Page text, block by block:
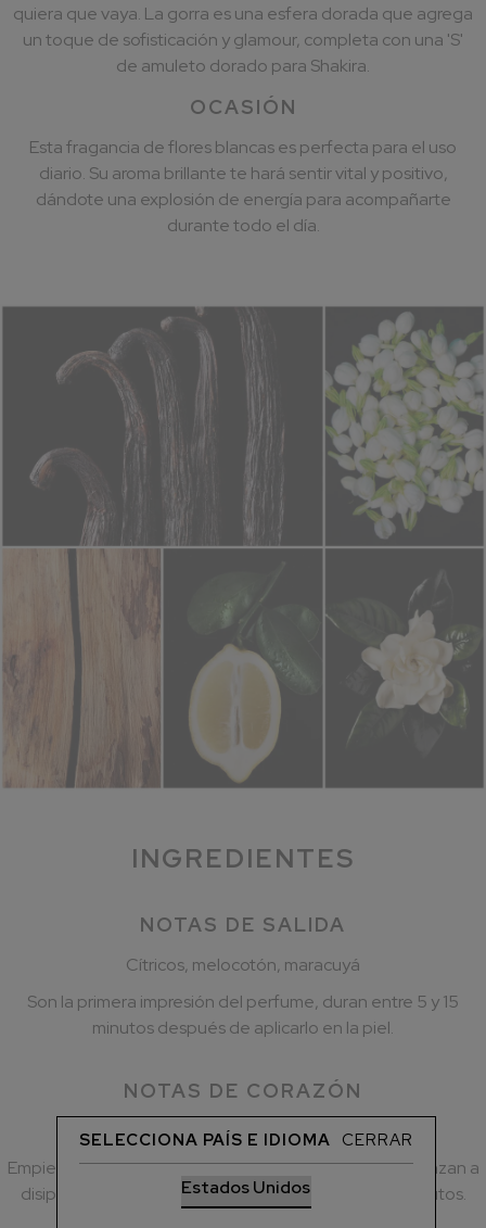
SELECCIONA PAÍS E IDIOMA CERRAR
quiera que vaya. La gorra es una esfera dorada que agrega
un toque de sofisticación y glamour, completa con una 'S'
de amuleto dorado para Shakira.
OCASIÓN
Esta fragancia de flores blancas es perfecta para el uso
diario. Su aroma brillante te hará sentir vital y positivo,
dándote una explosión de energía para acompañarte
durante todo el día.
INGREDIENTES
NOTAS DE SALIDA
Cítricos, melocotón, maracuyá
Son la primera impresión del perfume, duran entre 5 y 15
minutos después de aplicarlo en la piel.
NOTAS DE CORAZÓN
Gardenia, Jazmín Sambac, Acorde picante
Empiezan a aparecer cuando las notas de salida comienzan a
disiparse, duran aproximadamente entre 20 y 60 minutos.